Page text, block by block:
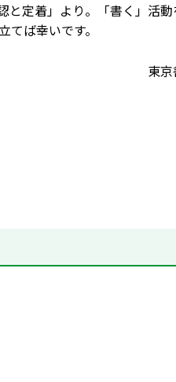
定着」より。「書く」活動
ば幸いです。
東